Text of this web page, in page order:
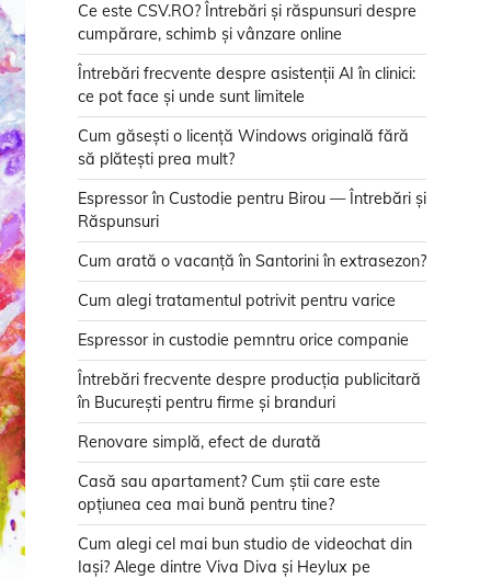
Ce este CSV.RO? Întrebări și răspunsuri despre
cumpărare, schimb și vânzare online
Întrebări frecvente despre asistenții AI în clinici:
ce pot face și unde sunt limitele
Cum găsești o licență Windows originală fără
să plătești prea mult?
Espressor în Custodie pentru Birou — Întrebări și
Răspunsuri
Cum arată o vacanță în Santorini în extrasezon?
Cum alegi tratamentul potrivit pentru varice
Espressor in custodie pemntru orice companie
Întrebări frecvente despre producția publicitară
în București pentru firme și branduri
Renovare simplă, efect de durată
Casă sau apartament? Cum știi care este
opțiunea cea mai bună pentru tine?
Cum alegi cel mai bun studio de videochat din
Iași? Alege dintre Viva Diva și Heylux pe